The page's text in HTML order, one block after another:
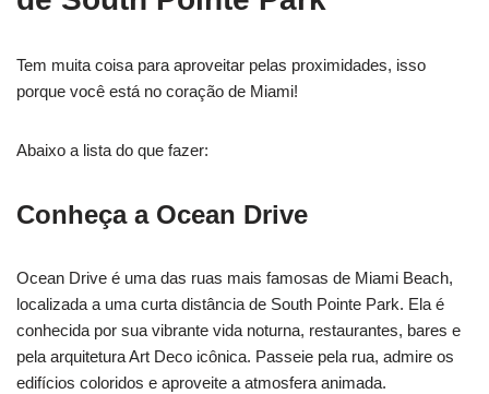
Tem muita coisa para aproveitar pelas proximidades, isso
porque você está no coração de Miami!
Abaixo a lista do que fazer:
Conheça a Ocean Drive
Ocean Drive é uma das ruas mais famosas de Miami Beach,
localizada a uma curta distância de South Pointe Park. Ela é
conhecida por sua vibrante vida noturna, restaurantes, bares e
pela arquitetura Art Deco icônica. Passeie pela rua, admire os
edifícios coloridos e aproveite a atmosfera animada.